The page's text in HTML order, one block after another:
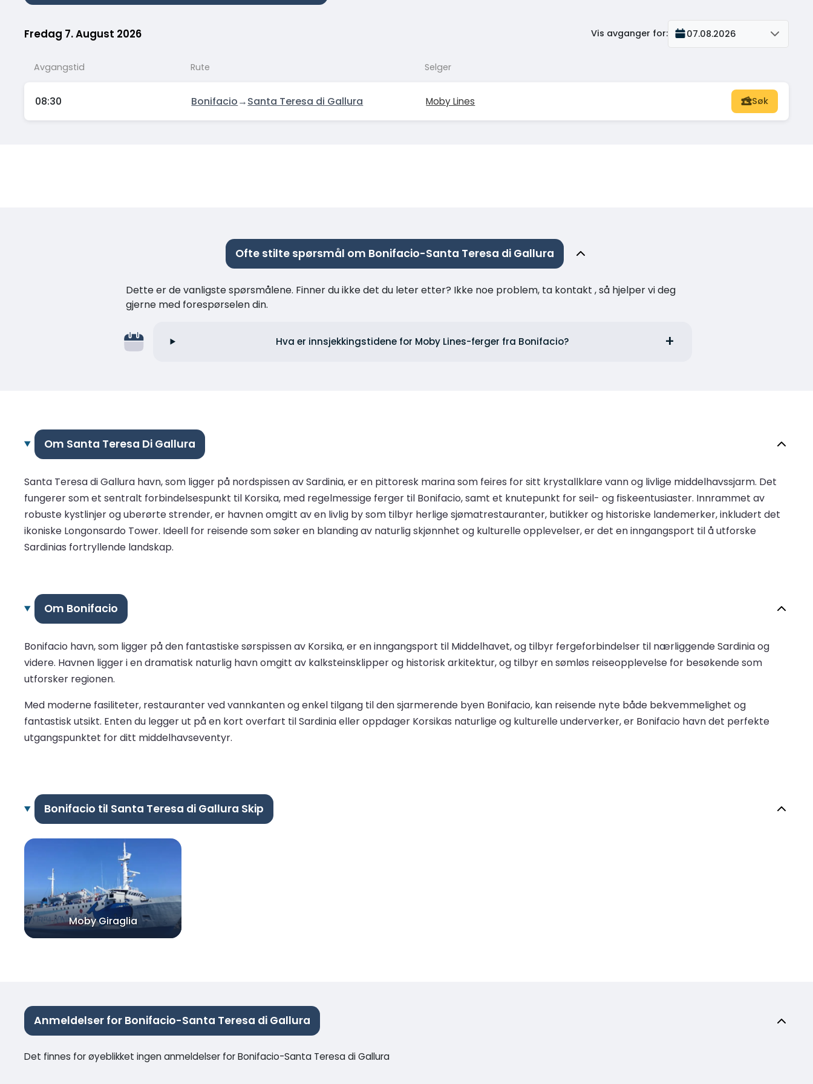
Fredag 7. August 2026 Vis avganger for: 07.08.2026
Avgangstid Rute Selger
08:30 Bonifacio→Santa Teresa di Gallura Moby Lines Søk
Ofte stilte spørsmål om Bonifacio-Santa Teresa di Gallura
Dette er de vanligste spørsmålene. Finner du ikke det du leter etter? Ikke noe problem, ta kontakt , så hjelper vi deg
gjerne med forespørselen din.
Hva er innsjekkingstidene for Moby Lines-ferger fra Bonifacio?
Om Santa Teresa Di Gallura
Santa Teresa di Gallura havn, som ligger på nordspissen av Sardinia, er en pittoresk marina som feires for sitt krystallklare vann og livlige middelhavssjarm. Det
fungerer som et sentralt forbindelsespunkt til Korsika, med regelmessige ferger til Bonifacio, samt et knutepunkt for seil- og fiskeentusiaster. Innrammet av
robuste kystlinjer og uberørte strender, er havnen omgitt av en livlig by som tilbyr herlige sjømatrestauranter, butikker og historiske landemerker, inkludert det
ikoniske Longonsardo Tower. Ideell for reisende som søker en blanding av naturlig skjønnhet og kulturelle opplevelser, er det en inngangsport til å utforske
Sardinias fortryllende landskap.
Om Bonifacio
Bonifacio havn, som ligger på den fantastiske sørspissen av Korsika, er en inngangsport til Middelhavet, og tilbyr fergeforbindelser til nærliggende Sardinia og
videre. Havnen ligger i en dramatisk naturlig havn omgitt av kalksteinsklipper og historisk arkitektur, og tilbyr en sømløs reiseopplevelse for besøkende som
utforsker regionen.
Med moderne fasiliteter, restauranter ved vannkanten og enkel tilgang til den sjarmerende byen Bonifacio, kan reisende nyte både bekvemmelighet og
fantastisk utsikt. Enten du legger ut på en kort overfart til Sardinia eller oppdager Korsikas naturlige og kulturelle underverker, er Bonifacio havn det perfekte
utgangspunktet for ditt middelhavseventyr.
Bonifacio til Santa Teresa di Gallura Skip
Moby Giraglia
Anmeldelser for Bonifacio-Santa Teresa di Gallura
Det finnes for øyeblikket ingen anmeldelser for Bonifacio-Santa Teresa di Gallura